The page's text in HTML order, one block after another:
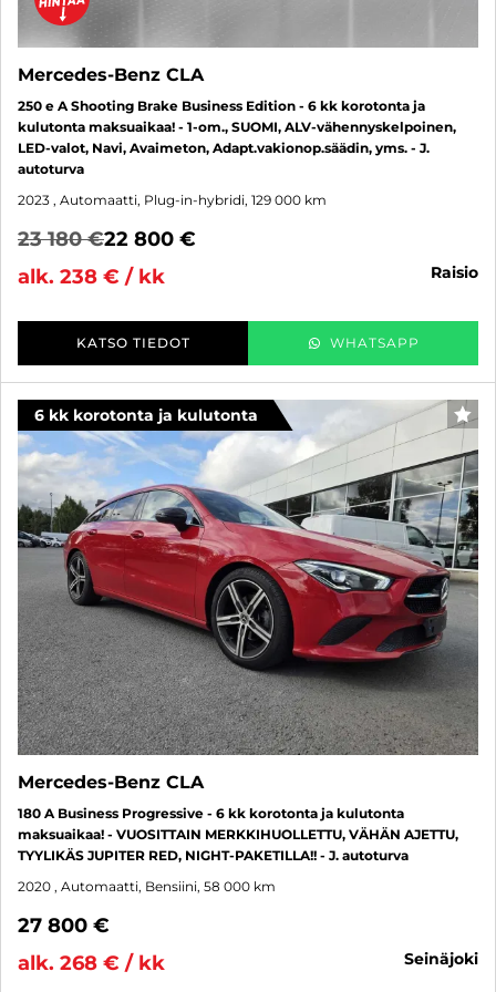
Mercedes-Benz CLA
250 e A Shooting Brake Business Edition - 6 kk korotonta ja
kulutonta maksuaikaa! - 1-om., SUOMI, ALV-vähennyskelpoinen,
LED-valot, Navi, Avaimeton, Adapt.vakionop.säädin, yms. - J.
autoturva
2023 , Automaatti, Plug-in-hybridi, 129 000 km
23 180 €22 800 €
alk. 238 € / kk
raisio
KATSO TIEDOT WHATSAPP
6 kk korotonta ja kulutonta
Mercedes-Benz CLA
180 A Business Progressive - 6 kk korotonta ja kulutonta
maksuaikaa! - VUOSITTAIN MERKKIHUOLLETTU, VÄHÄN AJETTU,
TYYLIKÄS JUPITER RED, NIGHT-PAKETILLA!! - J. autoturva
2020 , Automaatti, Bensiini, 58 000 km
27 800 €
alk. 268 € / kk
seinäjoki